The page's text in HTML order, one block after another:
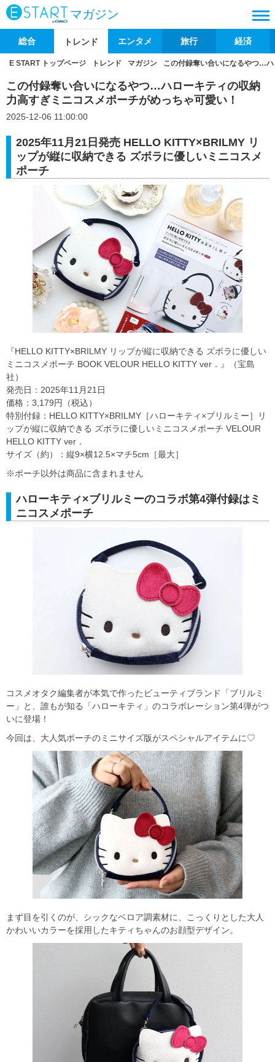
マガジン
総合 トレンド エンタメ 旅行 経済
E START トップページ トレンド マガジン この付録奪い合いになるやつ…
この付録奪い合いになるやつ…ハローキティの収納
力高すぎミニコスメポーチがめっちゃ可愛い！
2025-12-06 11:00:00
2025年11月21日発売 HELLO KITTY×BRILMY リ
ップが縦に収納できる ズボラに優しいミニコスメ
ポーチ
『HELLO KITTY×BRILMY リップが縦に収納できる ズボラに優しい
ミニコスメポーチ BOOK VELOUR HELLO KITTY ver．』（宝島
社）
発売日：2025年11月21日
価格：3,179円（税込）
特別付録：HELLO KITTY×BRILMY［ハローキティ×ブリルミー］リ
ップが縦に収納できる ズボラに優しいミニコスメポーチ VELOUR
HELLO KITTY ver．
サイズ（約）：縦9×横12.5×マチ5cm［最大］
※ポーチ以外は商品に含まれません
ハローキティ×ブリルミーのコラボ第4弾付録はミ
ニコスメポーチ
コスメオタク編集者が本気で作ったビューティブランド「ブリルミ
ー」と、誰もが知る「ハローキティ」のコラボレーション第4弾がつ
いに登場！
今回は、大人気ポーチのミニサイズ版がスペシャルアイテムに♡
まず目を引くのが、シックなベロア調素材に、こっくりとした大人
かわいいカラーを採用したキティちゃんのお顔型デザイン。